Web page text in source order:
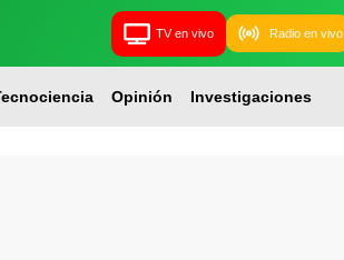
TV en vivo Radio en vivo
Opinión Investigaciones